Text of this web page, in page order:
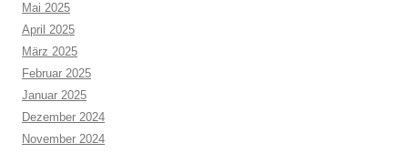
Mai 2025
April 2025
März 2025
Februar 2025
Januar 2025
Dezember 2024
November 2024